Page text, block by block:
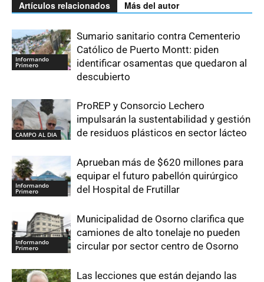
Artículos relacionados Más del autor
Informando
Primero
Sumario sanitario contra Cementerio
Católico de Puerto Montt: piden
identificar osamentas que quedaron al
descubierto
CAMPO AL DIA
ProREP y Consorcio Lechero
impulsarán la sustentabilidad y gestión
de residuos plásticos en sector lácteo
Informando
Primero
Aprueban más de $620 millones para
equipar el futuro pabellón quirúrgico
del Hospital de Frutillar
Informando
Primero
Municipalidad de Osorno clarifica que
camiones de alto tonelaje no pueden
circular por sector centro de Osorno
Las lecciones que están dejando las